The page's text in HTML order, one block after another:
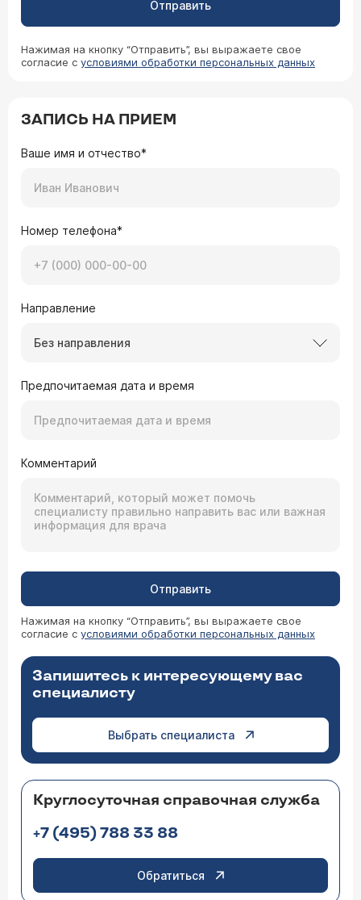
Отправить
Нажимая на кнопку “Отправить”, вы выражаете свое
согласие с условиями обработки персональных данных
ЗАПИСЬ НА ПРИЕМ
Ваше имя и отчество*
Номер телефона*
Направление
Без направления
Предпочитаемая дата и время
Комментарий
Отправить
Нажимая на кнопку “Отправить”, вы выражаете свое
согласие с условиями обработки персональных данных
Запишитесь к интересующему вас
специалисту
Выбрать специалиста
Круглосуточная справочная служба
+7 (495) 788 33 88
Обратиться